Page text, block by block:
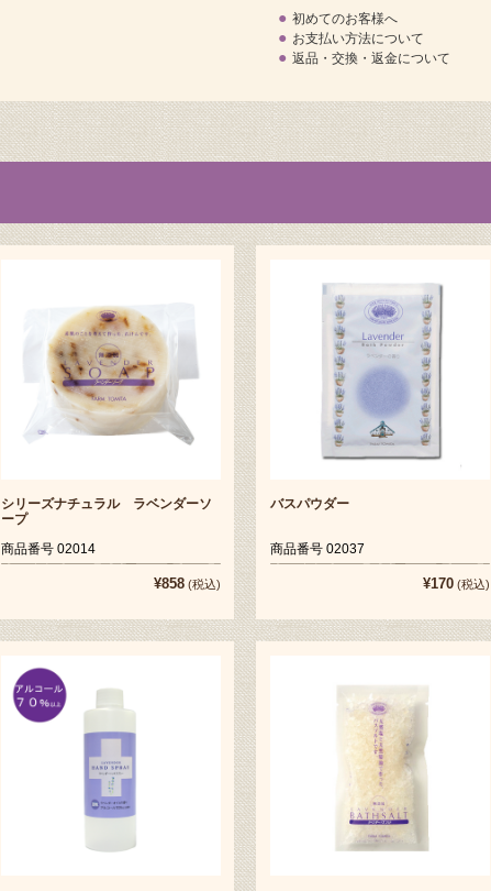
● 初めてのお客様へ
● お支払い方法について
● 返品・交換・返金について
シリーズナチュラル ラベンダーソ
ープ
商品番号 02014
¥858 (税込)
バスパウダー
商品番号 02037
¥170 (税込)